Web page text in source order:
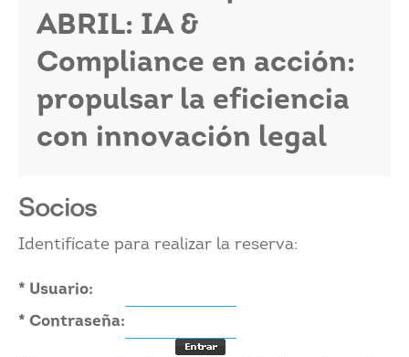
ABRIL: IA &
Compliance en acción:
propulsar la eficiencia
con innovación legal
Socios
Identifícate para realizar la reserva:
* Usuario:
* Contraseña: